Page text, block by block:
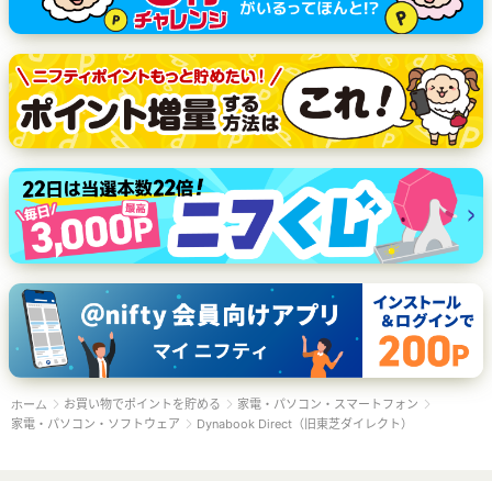
ホーム お買い物でポイントを貯める
家電・パソコン・スマートフォン
家電・パソコン・ソフトウェア
Dynabook Direct（旧東芝ダイレクト）